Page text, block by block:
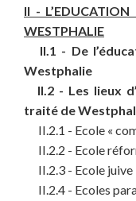
II -
WESTPHALIE
II.1 - De
Westphalie
II.2 - Les lieux
traité de
II.2.1 - Ecole «
II.2.2 - Ecole
II.2.3 - Ecole juive
II.2.4 - Ecoles